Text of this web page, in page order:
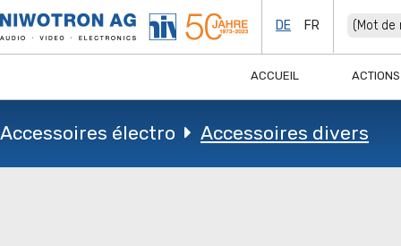
DE FR
ACCUEIL ACTIONS
Accessoires électro Accessoires divers